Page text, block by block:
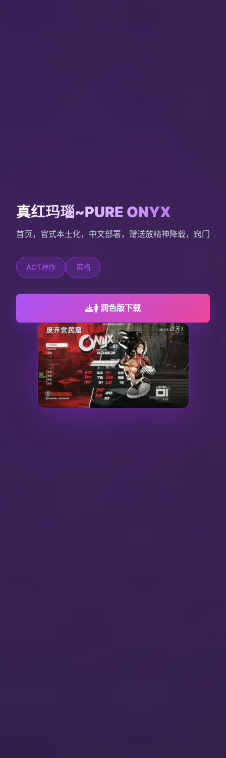
真红玛瑙~PURE ONYX
首页，官式本土化，中文部署，赠送放精神降载，窍门
ACT神作 策略
🚺 润色版下载